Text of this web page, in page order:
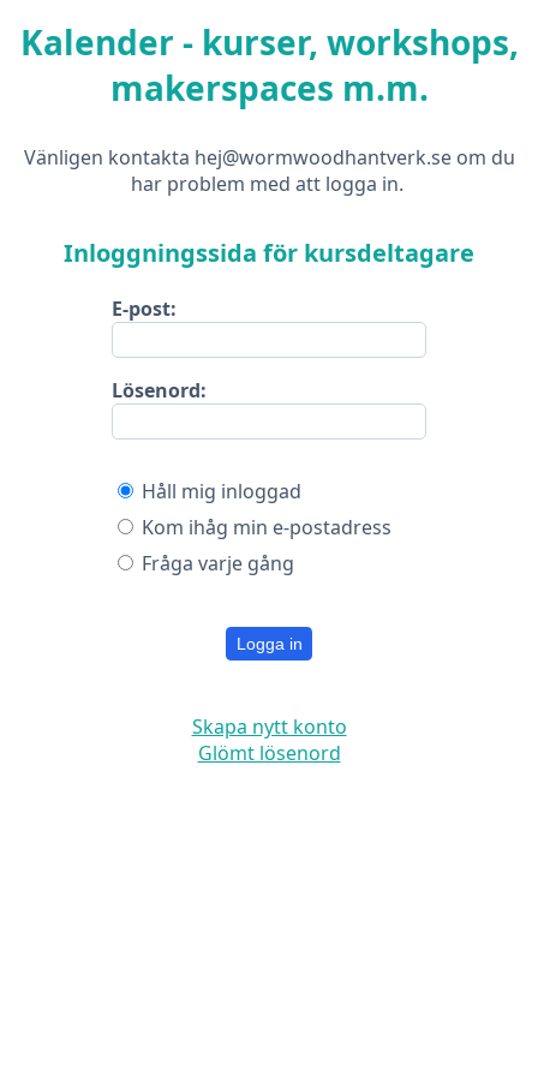
Kalender - kurser, workshops,
makerspaces m.m.
Vänligen kontakta hej@wormwoodhantverk.se om du
har problem med att logga in.
Inloggningssida för kursdeltagare
E-post:
Lösenord:
Håll mig inloggad
Kom ihåg min e-postadress
Fråga varje gång
Logga in
Skapa nytt konto
Glömt lösenord